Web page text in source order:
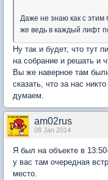
Даже не знаю как с этим
же ведь в каждый лифт
Ну так и будет, что тут
на собрание и решать и
Вы же наверное там
сказать, что за нас
думаем.
am02rus
08 Jan 2014
Я был на объекте в
у вас там очередная
место.